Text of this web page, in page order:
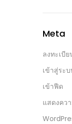
Meta
ลงทะเบีย
เข้าสู่ระ
เข้าฟีด
แสดงคว